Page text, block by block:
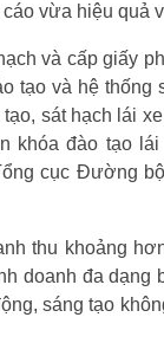
vừa hiệu quả
và cấp giấy
tạo và hệ thống
sát hạch lái
khóa đào tạo
cục Đường
thu khoảng
doanh đa dạng
sáng tạo